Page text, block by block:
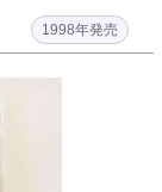
1998年発売